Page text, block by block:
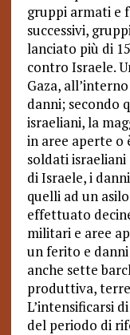
gruppi armati e
successivi,
lanciato più di
contro Israele.
Gaza,
danni; secondo
israeliani, la
in aree aperte o
soldati
di Israele, i
quelli ad un
effettuato
militari e aree
un ferito e
anche sette
produttiva,
L’intensificarsi
del periodo di